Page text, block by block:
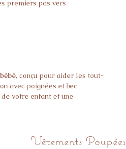
premiers pas vers
, conçu pour aider les tout-
avec poignées et bec
votre enfant et une
Vêtements Poupées